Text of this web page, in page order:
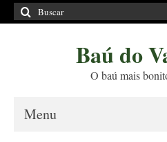
Buscar
por:
Baú do
O baú mais
Menu